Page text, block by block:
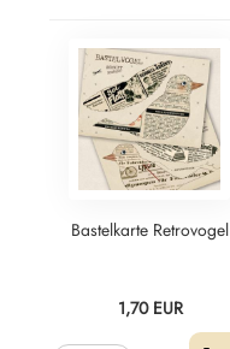
Bastelkarte Retrovogel
1,70 EUR